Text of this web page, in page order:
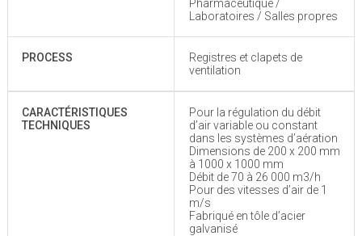
Pharmaceutique /
Laboratoires / Salles propres
PROCESS
Registres et clapets de
ventilation
CARACTÉRISTIQUES
TECHNIQUES
Pour la régulation du débit
d’air variable ou constant
dans les systèmes d’aération
Dimensions de 200 x 200 mm
à 1000 x 1000 mm
Débit de 70 à 26 000 m3/h
Pour des vitesses d’air de 1
m/s
Fabriqué en tôle d’acier
galvanisé